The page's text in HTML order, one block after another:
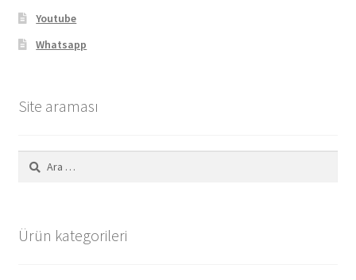
Youtube
Whatsapp
Site araması
Arama:
Ürün kategorileri